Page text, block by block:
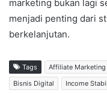
marketing bukan lagi
menjadi penting dari
berkelanjutan.
Tags Affiliate Marketing
Bisnis Digital
Income Stabil